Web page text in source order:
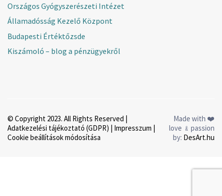
Országos Gyógyszerészeti Intézet
Államadósság Kezelő Központ
Budapesti Értéktőzsde
Kiszámoló – blog a pénzügyekről
Made with ❤️
love ﹠passion
by: DesArt.hu
© Copyright 2023. All Rights Reserved |
Adatkezelési tájékoztató (GDPR) | Impresszum |
Cookie beállítások módosítása